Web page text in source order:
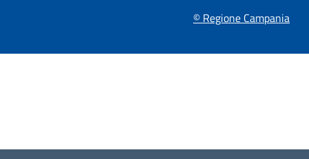
© Regione Campania